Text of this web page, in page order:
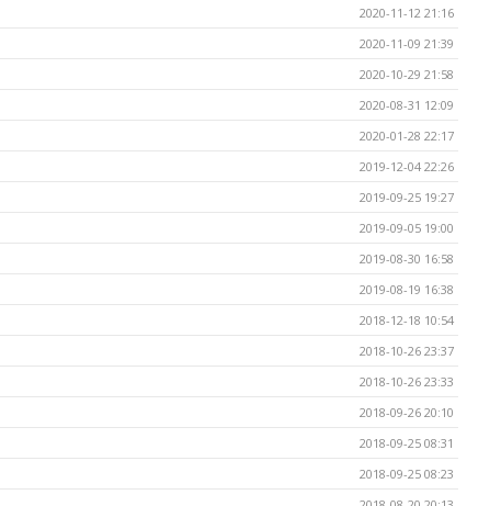
2020-11-12 21:16
2020-11-09 21:39
2020-10-29 21:58
2020-08-31 12:09
2020-01-28 22:17
2019-12-04 22:26
2019-09-25 19:27
2019-09-05 19:00
2019-08-30 16:58
2019-08-19 16:38
2018-12-18 10:54
2018-10-26 23:37
2018-10-26 23:33
2018-09-26 20:10
2018-09-25 08:31
2018-09-25 08:23